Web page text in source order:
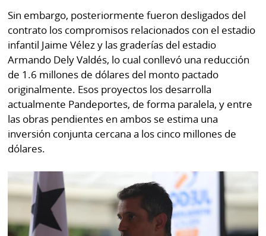
Sin embargo, posteriormente fueron desligados del
contrato los compromisos relacionados con el estadio
infantil Jaime Vélez y las graderías del estadio
Armando Dely Valdés, lo cual conllevó una reducción
de 1.6 millones de dólares del monto pactado
originalmente. Esos proyectos los desarrolla
actualmente Pandeportes, de forma paralela, y entre
las obras pendientes en ambos se estima una
inversión conjunta cercana a los cinco millones de
dólares.